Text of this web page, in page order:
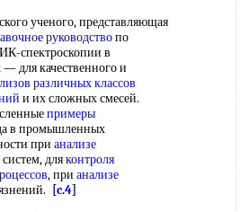
ученого, представляющая
руководствопо
ИК-спектроскопии в
для качественного и
различных классов
и их сложных смесей.
примеры
в промышленных
при анализе
систем, дляконтроля
, при анализе
[c.4]